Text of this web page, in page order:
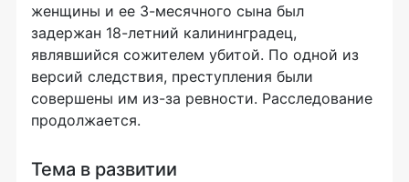
женщины и ее 3-месячного сына был
задержан 18-летний калининградец,
являвшийся сожителем убитой. По одной из
версий следствия, преступления были
совершены им из-за ревности. Расследование
продолжается.
Тема в развитии